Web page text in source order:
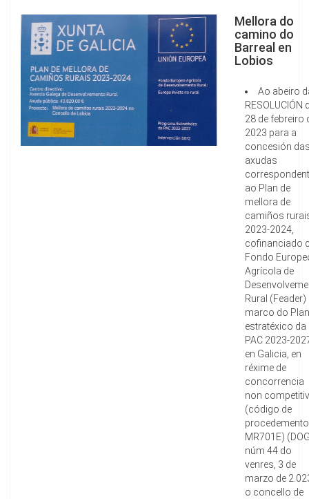
Mellora do
camino do
Barreal en
Lobios
Ao abeiro
RESOLUCIÓN
28 de febreiro
2023 para a
concesión
axudas
ao Plan de
mellora de
camiños
2023-2024,
cofinanciado
Fondo
Agrícola de
Rural (Feader)
marco do Plan
estratéxico da
PAC 2023-
en Galicia, en
réxime de
concorrencia
non
(código de
procedemento
MR701E)
núm 44 do
venres, 3 de
marzo de
o concello de